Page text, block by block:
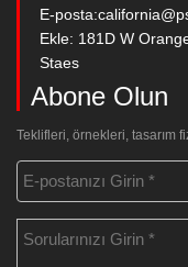
E-posta:
Ekle: 181D W
Staes
Abone Olun
Teklifleri, örnekleri, tasarım